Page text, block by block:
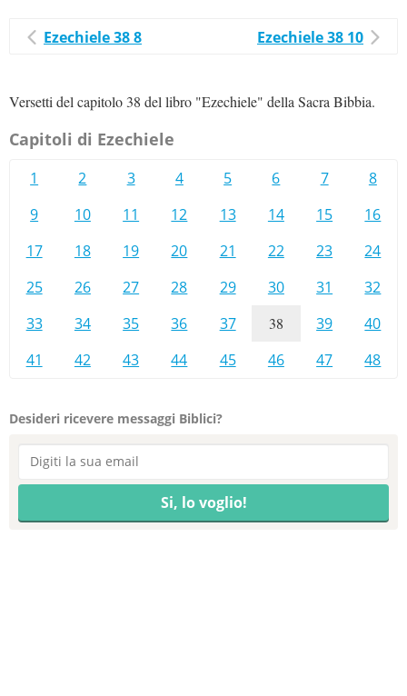
Ezechiele 38 8 Ezechiele 38 10
Versetti del capitolo 38 del libro "Ezechiele" della Sacra Bibbia.
Capitoli di Ezechiele
1 2 3 4 5 6 7
8
9
10 11 12 13 14 15
16
17
18 19 20 21 22 23
24
25
26 27 28 29 30 31
32
33
34 35 36 37 38 39
40
41
42 43 44 45 46 47 48
Desideri ricevere messaggi Biblici?